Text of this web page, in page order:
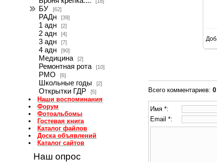
БУ [62]
РАДн [39]
1 адн [2]
2 адн [4]
3 адн [7]
4 адн [90]
Медицина [2]
Ремонтная рота [10]
РМО [6]
Школьные годы [2]
Открытки ГДР [5]
Наши воспоминания
Форум
Фотоальбомы
Гостевая книга
Каталог файлов
Доска объявлений
Каталог сайтов
Наш опрос
Всего комментариев: 0
Имя *:
Email *: